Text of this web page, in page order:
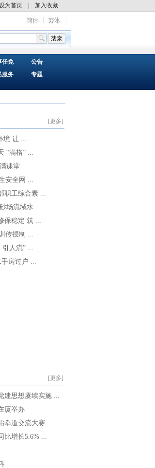
为首页 加入收藏
任免
服务
公告
专题
[更多]
境 让 ...
“满格” ...
课堂
安全网 ...
职工综合素 ...
场流域水 ...
保稳定 筑 ...
传授制 ...
引人流” ...
房过户 ...
[更多]
建思想赓续实施 ...
厦举办
拳道交流大赛
比增长5.6% ...